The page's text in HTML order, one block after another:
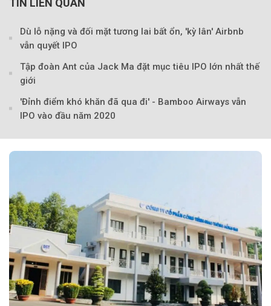
TIN LIÊN QUAN
Dù lỗ nặng và đối mặt tương lai bất ổn, 'kỳ lân' Airbnb
vẫn quyết IPO
Tập đoàn Ant của Jack Ma đặt mục tiêu IPO lớn nhất thế
giới
'Đỉnh điểm khó khăn đã qua đi' - Bamboo Airways vẫn
IPO vào đầu năm 2020